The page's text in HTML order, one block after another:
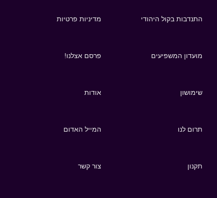
התנדבות בקול היהודי מדיניות פרטיות
מועדון המשפיעים פרסם אצלנו!
שימושון אודות
תרום לנו המייל האדום
תקנון צור קשר